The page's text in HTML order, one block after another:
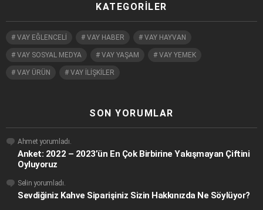
KATEGORILER
VAY EĞLENCELİ VAY HABER VAY HAYVAN
VAY SOSYAL MEDYA VAY YAŞAM VAY YEMEK
VAY ÜRÜN VAY İLİŞKİLER
SON YORUMLAR
Ahmet yorumladı.
Anket: 2022 – 2023’ün En Çok Birbirine Yakışmayan Çiftini
Oyluyoruz
Selin yorumladı.
Sevdiğiniz Kahve Siparişiniz Sizin Hakkınızda Ne Söylüyor?